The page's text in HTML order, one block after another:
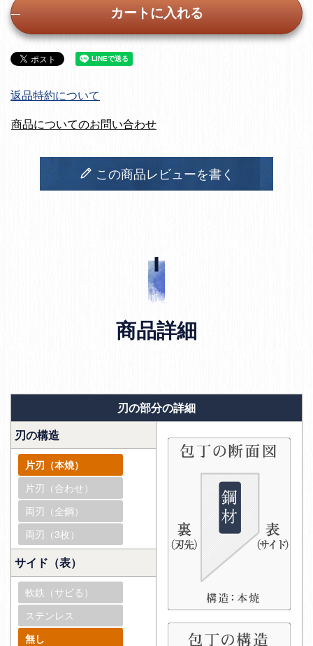
カートに入れる
返品特約について
商品についてのお問い合わせ
この商品レビューを書く
商品詳細
刃の部分の詳細
刃の構造
片刃（本焼）
片刃（合わせ）
両刃（全鋼）
両刃（3枚）
サイド（表）
軟鉄（サビる）
ステンレス
無し